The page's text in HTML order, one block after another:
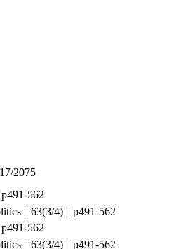
2075
562
|| 63(3/4) || p491-562
562
|| 63(3/4) || p491-562